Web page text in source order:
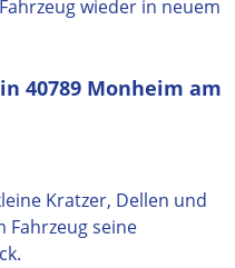
wieder in neuem
40789 Monheim am
Kratzer, Dellen und
Fahrzeug seine